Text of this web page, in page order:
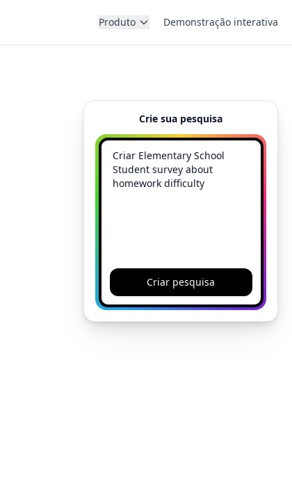
Produto Demonstração interativa
Crie sua pesquisa
Criar pesquisa